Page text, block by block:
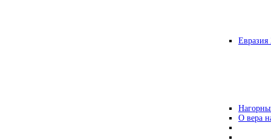
Евразия
О вера